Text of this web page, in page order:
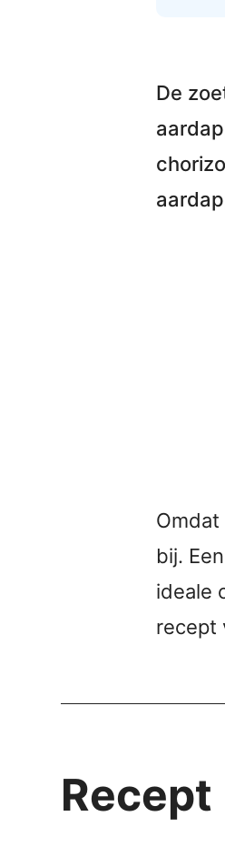
De
chorizo
bij.
ideale
recept
Recept